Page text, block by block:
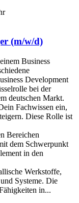
(m/w/d)
Business
Development
bei der
deutschen Markt.
Fachwissen ein,
Diese Rolle ist
Bereichen
dem Schwerpunkt
in den
Werkstoffe,
Systeme. Die
in...